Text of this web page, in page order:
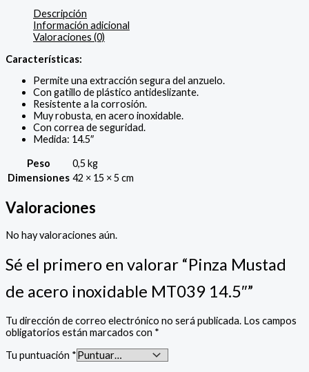
Descripción
Información adicional
Valoraciones (0)
Características:
Permite una extracción segura del anzuelo.
Con gatillo de plástico antideslizante.
Resistente a la corrosión.
Muy robusta, en acero inoxidable.
Con correa de seguridad.
Medida: 14.5″
Peso
0,5 kg
Dimensiones 42 × 15 × 5 cm
Valoraciones
No hay valoraciones aún.
Sé el primero en valorar “Pinza Mustad
de acero inoxidable MT039 14.5″”
Tu dirección de correo electrónico no será publicada. Los campos
obligatorios están marcados con *
Tu puntuación *